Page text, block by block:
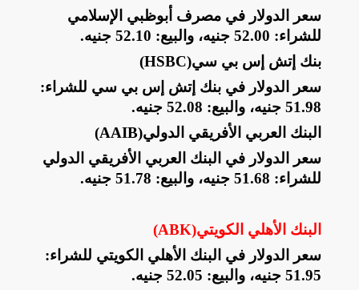
سعر الدولار في مصرف أبوظبي الإسلامي
للشراء: 52.00 جنيه، والبيع: 52.10 جنيه
.
بنك إتش إس بي سي(HSBC)
سعر الدولار في بنك إتش إس بي سي للشراء:
51.98 جنيه، والبيع: 52.08 جنيه
.
البنك العربي الأفريقي الدولي(AAIB)
سعر الدولار في البنك العربي الأفريقي الدولي
للشراء: 51.68 جنيه، والبيع: 51.78 جنيه
.
البنك الأهلي الكويتي(ABK)
سعر الدولار في البنك الأهلي الكويتي للشراء:
51.95 جنيه، والبيع: 52.05 جنيه
.